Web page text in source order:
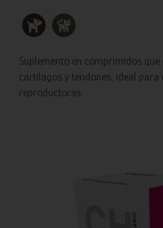
Suplemento en comprimidos
cartílagos y tendones, ideal
reproductoras.